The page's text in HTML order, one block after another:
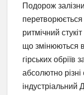
Подорож
ритмічний
що змінюються
гірських
абсолютно різні
індустріальний